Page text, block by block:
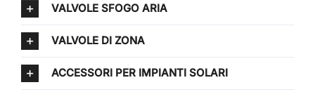
VALVOLE SFOGO ARIA
VALVOLE DI ZONA
ACCESSORI PER IMPIANTI SOLARI